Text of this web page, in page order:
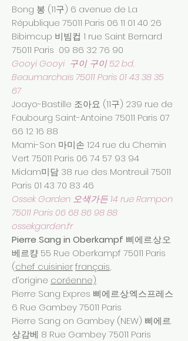
Bong 봉 (11구) 6 avenue de La
République 75011 Paris 06 11 01 40 26
Bibimcup 비빔컵 1 rue Saint Bernard
75011 Paris 09 86 32 76 90
Gooyi Gooyi 구이 구이 52 bd.
Beaumarchais 75011 Paris01 43 38 35
67
Joayo-Bastille 조아요 (11구) 239 rue de
Faubourg Saint-Antoine 75011 Paris 07
66 12 16 88
Mami-Son 마미손 124 rue du Chemin
Vert 75011 Paris 06 74 57 93 94
Midam미담 38 rue des Montreuil 75011
Paris 01 43 70 83 46
Ossek Garden 오색가든 14 rue Rampon
75011 Paris06 68 86 98 88
ossekgarden.fr
Pierre Sang in Oberkampf 삐에르.상.오
베르컁 55 Rue Oberkampf 75011 Paris
(chef cuisinierfrançais,
d’origine coréenne)
Pierre Sang Expres 삐에르.상.엑스프레스
6 Rue Gambey 75011 Paris
Pierre Sang on Gambey (NEW) 삐에르.
상.감베 8 Rue Gambey 75011 Paris